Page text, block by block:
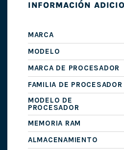
INFORMACIÓN
MARCA
MODELO
MARCA DE PROCESADOR
FAMILIA DE PROCESADOR
MODELO DE
PROCESADOR
MEMORIA RAM
ALMACENAMIENTO